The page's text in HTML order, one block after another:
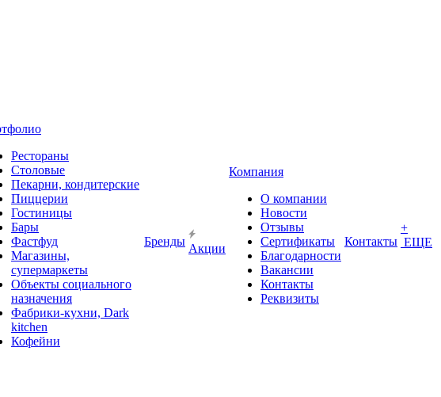
Рестораны
Столовые
Пекарни, кондитерские
Пиццерии
Гостиницы
Бары
Фастфуд
Магазины,
супермаркеты
Объекты социального
назначения
Фабрики-кухни, Dark
kitchen
Кофейни
Бренды
Акции
Компания
О компании
Новости
Отзывы
Сертификаты
Благодарности
Вакансии
Контакты
Реквизиты
Контакты
+
ЕЩЕ